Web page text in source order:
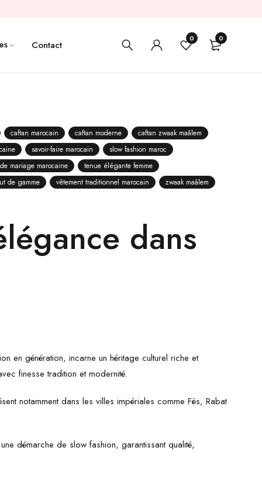
Contact
0 0
caftan marocain caftan moderne
caftan zwaak maâlem
savoir-faire marocain
slow fashion maroc
mariage marocaine
tenue élégante femme
de gamme
vêtement traditionnel marocain zwaak maâlem
dans
en génération, incarne un héritage culturel riche et
finesse tradition et modernité.
notamment dans les villes impériales comme Fès, Rabat
démarche de slow fashion, garantissant qualité,